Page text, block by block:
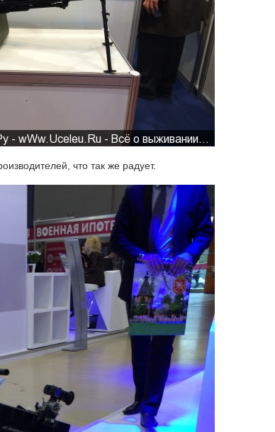
что так же радует.